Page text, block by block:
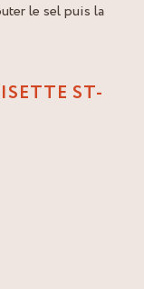
le sel puis la
ST-